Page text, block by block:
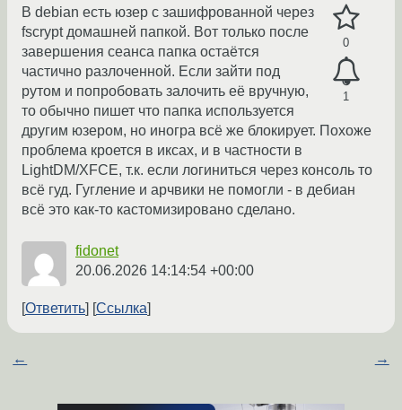
0
1
В debian есть юзер с зашифрованной через
fscrypt домашней папкой. Вот только после
завершения сеанса папка остаётся
частично разлоченной. Если зайти под
рутом и попробовать залочить её вручную,
то обычно пишет что папка используется
другим юзером, но иногра всё же блокирует. Похоже
проблема кроется в иксах, и в частности в
LightDM/XFCE, т.к. если логиниться через консоль то
всё гуд. Гугление и арчвики не помогли - в дебиан
всё это как-то кастомизировано сделано.
fidonet
20.06.2026 14:14:54 +00:00
Ответить Ссылка
← →